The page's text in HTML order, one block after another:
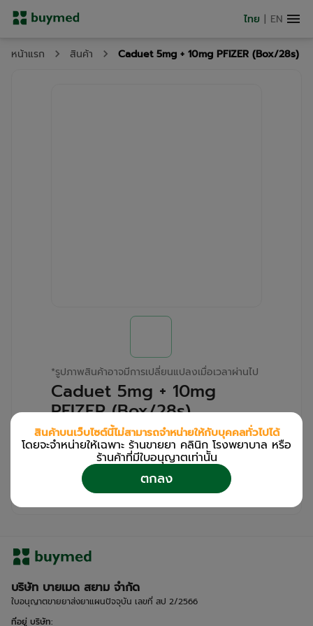
ไทย | EN
หน้าแรก สินค้า Caduet 5mg + 10mg PFIZER (Box/28s)
*รูปภาพสินค้าอาจมีการเปลี่ยนแปลงเมื่อเวลาผ่านไป
Caduet 5mg + 10mg
PFIZER (Box/28s)
สำหรับลูกค้าเฉพาะร้านขายยา คลินิก และโรง
พยาบาล
เข้าสู่ระบบ
เพื่อดูรายละเอียดเพิ่มเติม
บริษัท บายเมด สยาม จำกัด
ใบอนุญาตขายยาส่งยาแผนปัจจุบัน เลขที่ สป 2/2566
ที่อยู่ บริษัท:
สินค้าบนเว็บไซต์นี้ไม่สามารถจำหน่ายให้กับบุคคลทั่วไปได้
โดยจะจำหน่ายให้เฉพาะ ร้านขายยา คลินิก โรงพยาบาล หรือ
ร้านค้าที่มีใบอนุญาตเท่านััน
ตกลง